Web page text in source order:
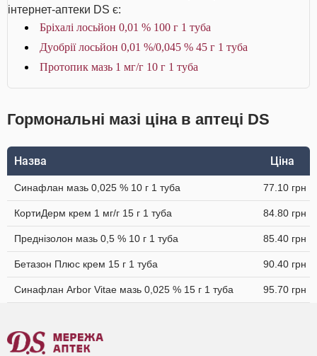
інтернет-аптеки DS є:
Бріхалі лосьйон 0,01 % 100 г 1 туба
Дуобрії лосьйон 0,01 %/0,045 % 45 г 1 туба
Протопик мазь 1 мг/г 10 г 1 туба
Гормональні мазі ціна в аптеці DS
Назва Ціна
Синафлан мазь 0,025 % 10 г 1 туба 77.10 грн
КортиДерм крем 1 мг/г 15 г 1 туба 84.80 грн
Преднізолон мазь 0,5 % 10 г 1 туба 85.40 грн
Бетазон Плюс крем 15 г 1 туба 90.40 грн
Синафлан Arbor Vitae мазь 0,025 % 15 г 1 туба 95.70 грн